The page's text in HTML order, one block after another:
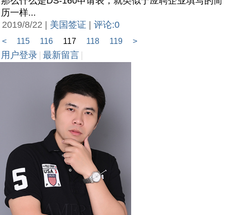
历一样...
2019/8/22 | 美国签证 评论:0
< 115 116 117 118 119 >
用户登录 最新留言